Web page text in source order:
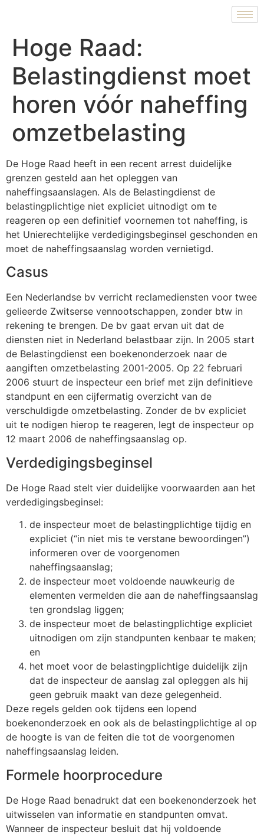
Hoge Raad:
Belastingdienst moet
horen vóór naheffing
omzetbelasting
De Hoge Raad heeft in een recent arrest duidelijke
grenzen gesteld aan het opleggen van
naheffingsaanslagen. Als de Belastingdienst de
belastingplichtige niet expliciet uitnodigt om te
reageren op een definitief voornemen tot naheffing, is
het Unierechtelijke verdedigingsbeginsel geschonden en
moet de naheffingsaanslag worden vernietigd.
Casus
Een Nederlandse bv verricht reclamediensten voor twee
gelieerde Zwitserse vennootschappen, zonder btw in
rekening te brengen. De bv gaat ervan uit dat de
diensten niet in Nederland belastbaar zijn. In 2005 start
de Belastingdienst een boekenonderzoek naar de
aangiften omzetbelasting 2001-2005. Op 22 februari
2006 stuurt de inspecteur een brief met zijn definitieve
standpunt en een cijfermatig overzicht van de
verschuldigde omzetbelasting. Zonder de bv expliciet
uit te nodigen hierop te reageren, legt de inspecteur op
12 maart 2006 de naheffingsaanslag op.
Verdedigingsbeginsel
De Hoge Raad stelt vier duidelijke voorwaarden aan het
verdedigingsbeginsel:
de inspecteur moet de belastingplichtige tijdig en
expliciet (“in niet mis te verstane bewoordingen”)
informeren over de voorgenomen
naheffingsaanslag;
de inspecteur moet voldoende nauwkeurig de
elementen vermelden die aan de naheffingsaanslag
ten grondslag liggen;
de inspecteur moet de belastingplichtige expliciet
uitnodigen om zijn standpunten kenbaar te maken;
en
het moet voor de belastingplichtige duidelijk zijn
dat de inspecteur de aanslag zal opleggen als hij
geen gebruik maakt van deze gelegenheid.
Deze regels gelden ook tijdens een lopend
boekenonderzoek en ook als de belastingplichtige al op
de hoogte is van de feiten die tot de voorgenomen
naheffingsaanslag leiden.
Formele hoorprocedure
De Hoge Raad benadrukt dat een boekenonderzoek het
uitwisselen van informatie en standpunten omvat.
Wanneer de inspecteur besluit dat hij voldoende